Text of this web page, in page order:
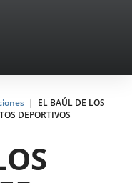
EL BAÚL DE LOS
DEPORTIVOS